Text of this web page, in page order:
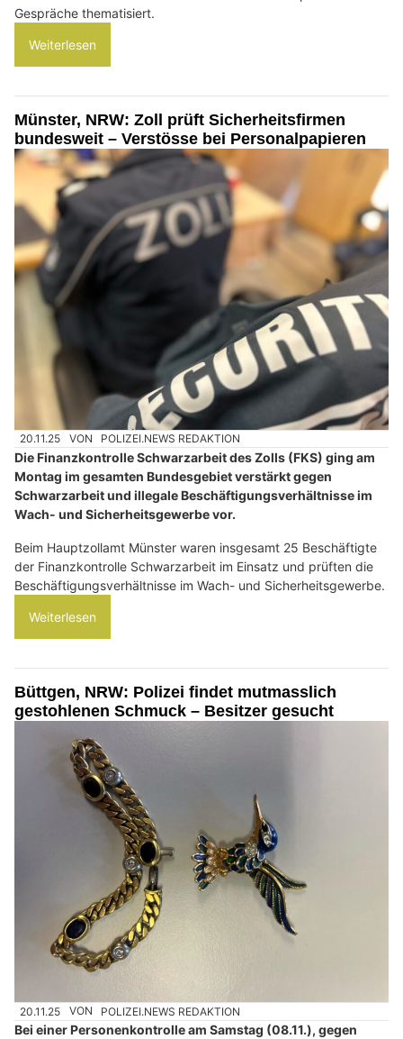
Gespräche thematisiert.
Weiterlesen
Münster, NRW: Zoll prüft Sicherheitsfirmen
bundesweit – Verstösse bei Personalpapieren
20.11.25 VON POLIZEI.NEWS REDAKTION
Die Finanzkontrolle Schwarzarbeit des Zolls (FKS) ging am
Montag im gesamten Bundesgebiet verstärkt gegen
Schwarzarbeit und illegale Beschäftigungsverhältnisse im
Wach- und Sicherheitsgewerbe vor.
Beim Hauptzollamt Münster waren insgesamt 25 Beschäftigte
der Finanzkontrolle Schwarzarbeit im Einsatz und prüften die
Beschäftigungsverhältnisse im Wach- und Sicherheitsgewerbe.
Weiterlesen
Büttgen, NRW: Polizei findet mutmasslich
gestohlenen Schmuck – Besitzer gesucht
20.11.25 VON POLIZEI.NEWS REDAKTION
Bei einer Personenkontrolle am Samstag (08.11.), gegen